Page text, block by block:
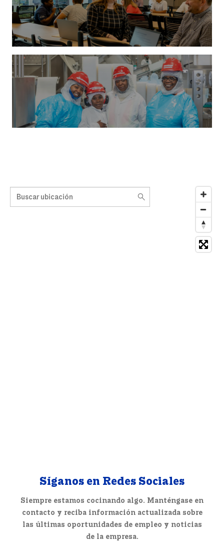
10 suggestions available, navigate to the list to select
Síganos en Redes Sociales
Siempre estamos cocinando algo. Manténgase en
contacto y reciba información actualizada sobre
las últimas oportunidades de empleo y noticias
de la empresa.